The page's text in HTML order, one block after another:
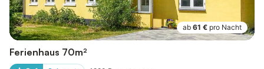
ab 61 € pro Nacht
Ferienhaus 70m²